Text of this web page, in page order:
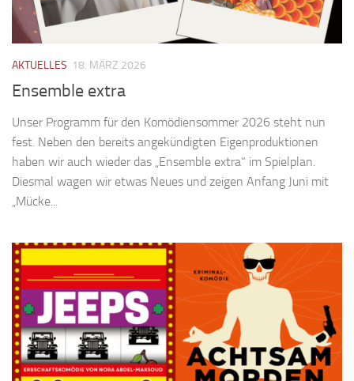
AKTUELLES 18. MÄRZ 2026
Ensemble extra
Unser Programm für den Komödiensommer 2026 steht nun
fest. Neben den bereits angekündigten Eigenproduktionen
haben wir auch wieder das „Ensemble extra“ im Spielplan.
Diesmal wagen wir etwas Neues und zeigen Anfang Juni mit
„Mücke...